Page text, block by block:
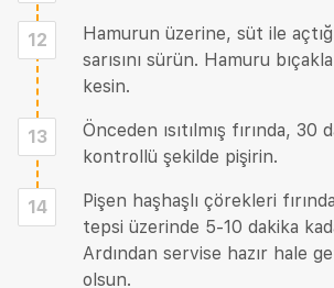
12
Hamurun üzerine, süt ile
sarısını sürün. Hamuru
kesin.
13
Önceden ısıtılmış fırında, 30
kontrollü şekilde pişirin.
14
Pişen haşhaşlı çörekleri
tepsi üzerinde 5-10 dakika
Ardından servise hazır hale
olsun.